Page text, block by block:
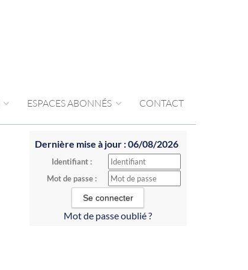
ESPACES ABONNÉS CONTACT
Dernière mise à jour : 06/08/2026
Identifiant :
Mot de passe :
Mot de passe oublié ?